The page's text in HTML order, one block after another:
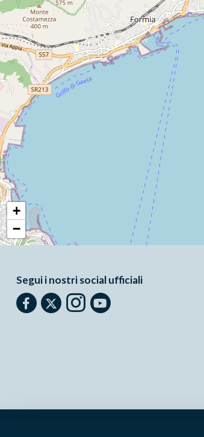
+
−
Segui i nostri social ufficiali